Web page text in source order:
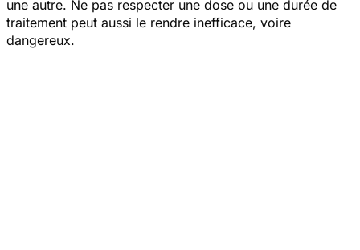
une autre. Ne pas respecter une dose ou une durée de
traitement peut aussi le rendre inefficace, voire
dangereux.